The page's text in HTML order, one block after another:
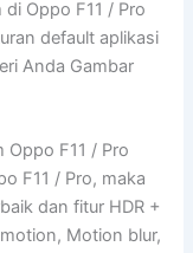
Oppo F11 / Pro
default aplikasi
Anda Gambar
Oppo F11 / Pro
F11 / Pro, maka
dan fitur HDR +
Motion blur,